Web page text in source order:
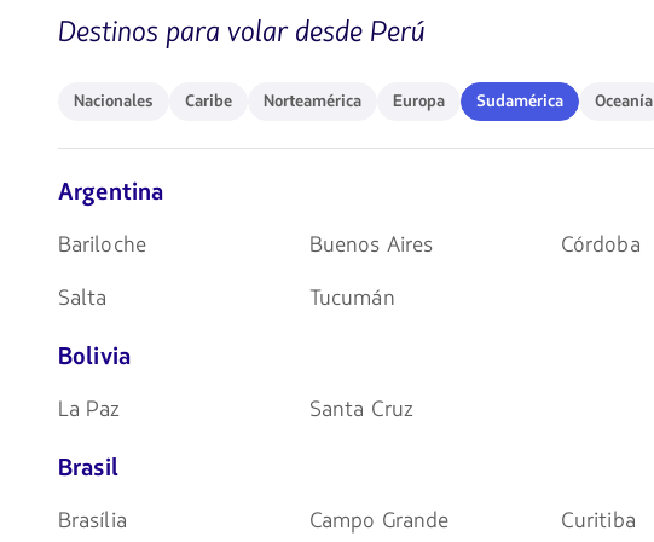
de
flechas
navegar
Destinos para volar desde Perú
Nacionales
Nacionales Caribe
Caribe Norteamérica
Norteamérica Europa
Europa Sudamérica
Sudamérica Oceanía
Oceanía
Argentina
Bariloche Buenos Aires Córdoba
Salta
Tucumán
Bolivia
La Paz Santa Cruz
Brasil
Brasília Campo Grande Curitiba